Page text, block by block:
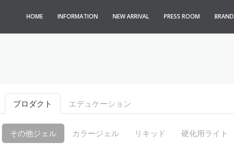
HOME INFORMATION NEW ARRIVAL PRESS ROOM BRAND
プロダクト エデュケーション
その他ジェル カラージェル リキッド 硬化用ライト